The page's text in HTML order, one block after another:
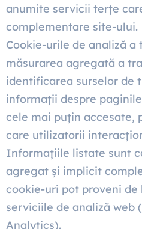
anumite servicii terțe
complementare site-ului.
Cookie-urile de analiză
măsurarea agregată a
identificarea surselor de
informații despre
cele mai puțin accesate,
care utilizatorii
Informațiile listate sunt
agregat și implicit
cookie-uri pot proveni
serviciile de analiză web
Analytics).